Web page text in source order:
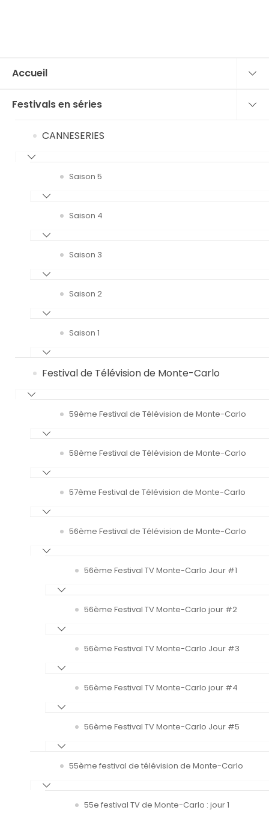
Accueil
Festivals en séries
CANNESERIES
Saison 5
Saison 4
Saison 3
Saison 2
Saison 1
Festival de Télévision de Monte-Carlo
59ème Festival de Télévision de Monte-Carlo
58ème Festival de Télévision de Monte-Carlo
57ème Festival de Télévision de Monte-Carlo
56ème Festival de Télévision de Monte-Carlo
56ème Festival TV Monte-Carlo Jour #1
56ème Festival TV Monte-Carlo jour #2
56ème Festival TV Monte-Carlo Jour #3
56ème Festival TV Monte-Carlo jour #4
56ème Festival TV Monte-Carlo Jour #5
55ème festival de télévision de Monte-Carlo
55e festival TV de Monte-Carlo : jour 1